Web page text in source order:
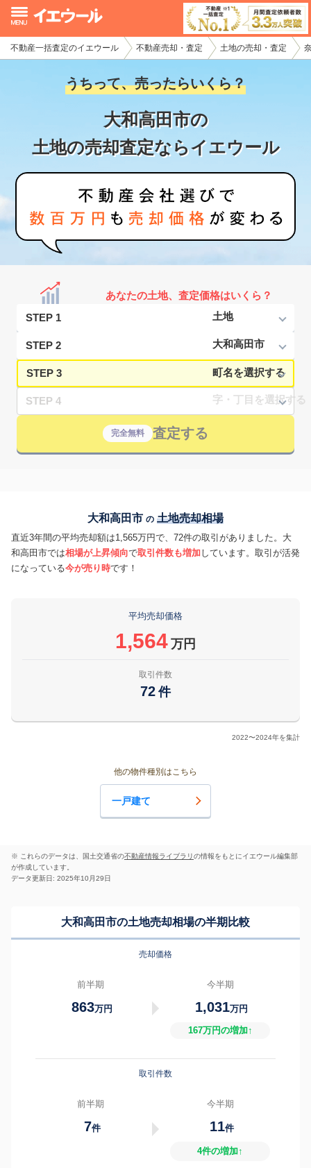
不動産一括査定のイエウール 不動産売却・査定 土地の売却・査定
うちって、売ったらいくら？
大和高田市の
土地の売却査定ならイエウール
あなたの土地、査定価格はいくら？
STEP 1
STEP 2
STEP 3
STEP 4
完全無料 査定する
大和高田市 の 土地売却相場
直近3年間の平均売却額は1,565万円で、72件の取引がありました。大
和高田市では相場が上昇傾向で取引件数も増加しています。取引が活発
になっている今が売り時です！
平均売却価格
1,564 万円
取引件数
72 件
2022〜2024年を集計
他の物件種別はこちら
一戸建て
※ これらのデータは、国土交通省の不動産情報ライブラリの情報をもとにイエウール編集部
が作成しています。
データ更新日: 2025年10月29日
大和高田市の土地売却相場の半期比較
売却価格
前半期
863万円
今半期
1,031万円
167万円の増加↑
取引件数
前半期
7件
今半期
11件
4件の増加↑
イエウール加盟希望の不動産会社様
初めての方へ
不動産の売却・一括査定
家査定シミュレーター
お問い合わせ